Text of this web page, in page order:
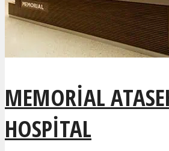
MEMORIAL
HOSPITAL